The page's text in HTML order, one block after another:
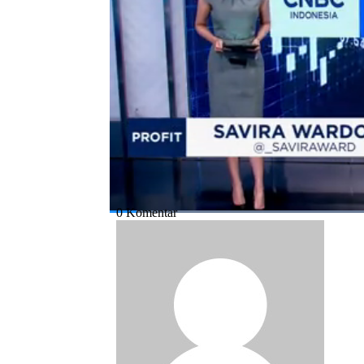
ini.
Bagikan:
#prabowo subianto #bandara